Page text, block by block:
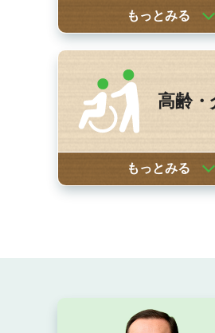
もっとみる
高齢・
もっとみる